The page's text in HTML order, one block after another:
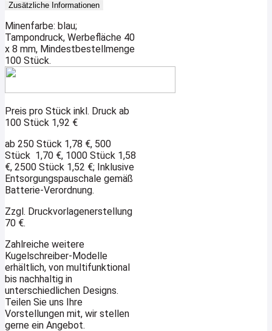
Zusätzliche Informationen
Minenfarbe: blau;
Tampondruck, Werbefläche 40
x 8 mm, Mindestbestellmenge
100 Stück.
Preis pro Stück inkl. Druck ab
100 Stück 1,92 €
ab 250 Stück 1,78 €, 500
Stück 1,70 €, 1000 Stück 1,58
€, 2500 Stück 1,52 €; Inklusive
Entsorgungspauschale gemäß
Batterie-Verordnung.
Zzgl. Druckvorlagenerstellung
70 €.
Zahlreiche weitere
Kugelschreiber-Modelle
erhältlich, von multifunktional
bis nachhaltig in
unterschiedlichen Designs.
Teilen Sie uns Ihre
Vorstellungen mit, wir stellen
gerne ein Angebot.